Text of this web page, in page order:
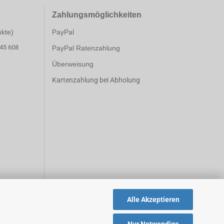
Alle Akzeptieren
608
Zahlungsmöglichkeiten
PayPal
PayPal Ratenzahlung
Überweisung
Kartenzahlung bei Abholung